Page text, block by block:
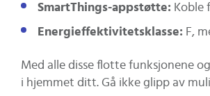
SmartThings-appstøtte: Koble
Energieffektivitetsklasse: F,
Med alle disse flotte funksjonene
i hjemmet ditt. Gå ikke glipp av